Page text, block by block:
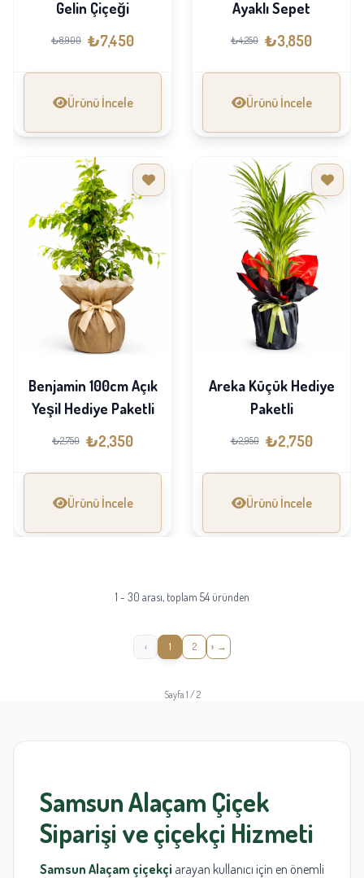
Gelin Çiçeği
₺8,900 ₺7,450
Ürünü İncele
Ayaklı Sepet
₺4,250 ₺3,850
Ürünü İncele
Benjamin 100cm Açık
Yeşil Hediye Paketli
₺2,750 ₺2,350
Ürünü İncele
Areka Küçük Hediye
Paketli
₺2,950 ₺2,750
Ürünü İncele
1 - 30 arası, toplam 54 üründen
‹ 1 2 ›
Sayfa 1 / 2
SamsunAlaçam Çiçek
Siparişi veçiçekçi Hizmeti
Samsun Alaçam çiçekçi arayan kullanıcı için en önemli